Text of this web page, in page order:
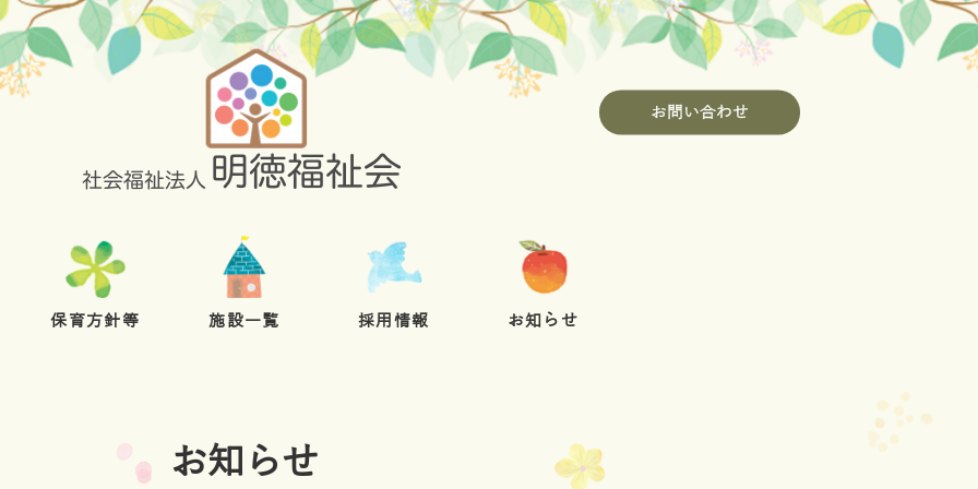
お問い合わせ
保育方針等 施設一覧 採用情報 お知らせ
お知らせ